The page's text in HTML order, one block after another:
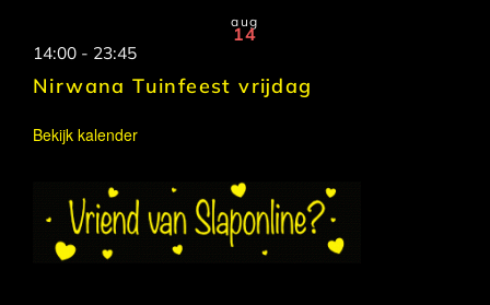
aug
14
14:00 - 23:45
Nirwana Tuinfeest vrijdag
Bekijk kalender